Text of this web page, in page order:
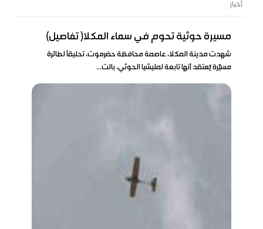
أخبار
مسيرة حوثية تحوم في سماء المكلا( تفاصيل)
شهدت مدينة المكلا، عاصمة محافظة حضرموت، تحليقًا لطائرة
مسيّرة يُعتقد أنها تابعة لمليشيا الحوثي، بالت...